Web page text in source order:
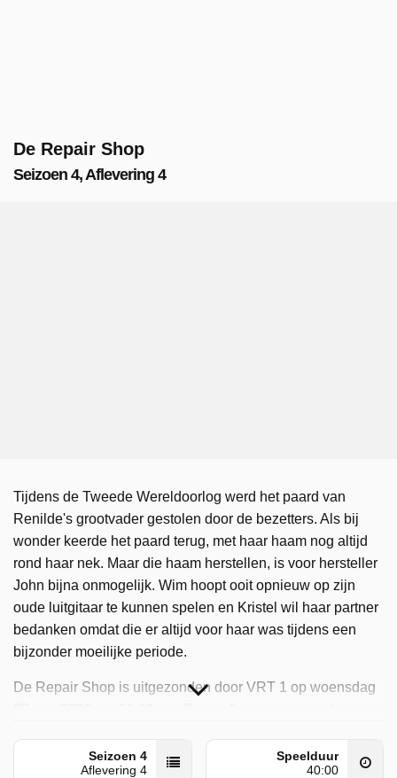
De Repair Shop
Seizoen 4, Aflevering 4
Tijdens de Tweede Wereldoorlog werd het paard van
Renilde's grootvader gestolen door de bezetters. Als bij
wonder keerde het paard terug, met haar haam nog altijd
rond haar nek. Maar die haam herstellen, is voor hersteller
John bijna onmogelijk. Wim hoopt ooit opnieuw op zijn
oude luitgitaar te kunnen spelen en Kristel wil haar partner
bedanken omdat die er altijd voor haar was tijdens een
bijzonder moeilijke periode.
De Repair Shop is uitgezonden door VRT 1 op woensdag
Seizoen 4
Aflevering 4
Speelduur
40:00